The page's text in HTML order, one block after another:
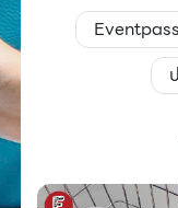
Eventpass